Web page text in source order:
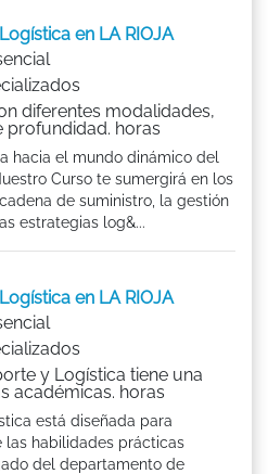
en LA RIOJA
diferentes modalidades,
profundidad. horas
hacia el mundo dinámico del
Curso te sumergirá en los
de suministro, la gestión
estrategias log&...
en LA RIOJA
y Logística tiene una
académicas. horas
está diseñada para
las habilidades prácticas
del departamento de